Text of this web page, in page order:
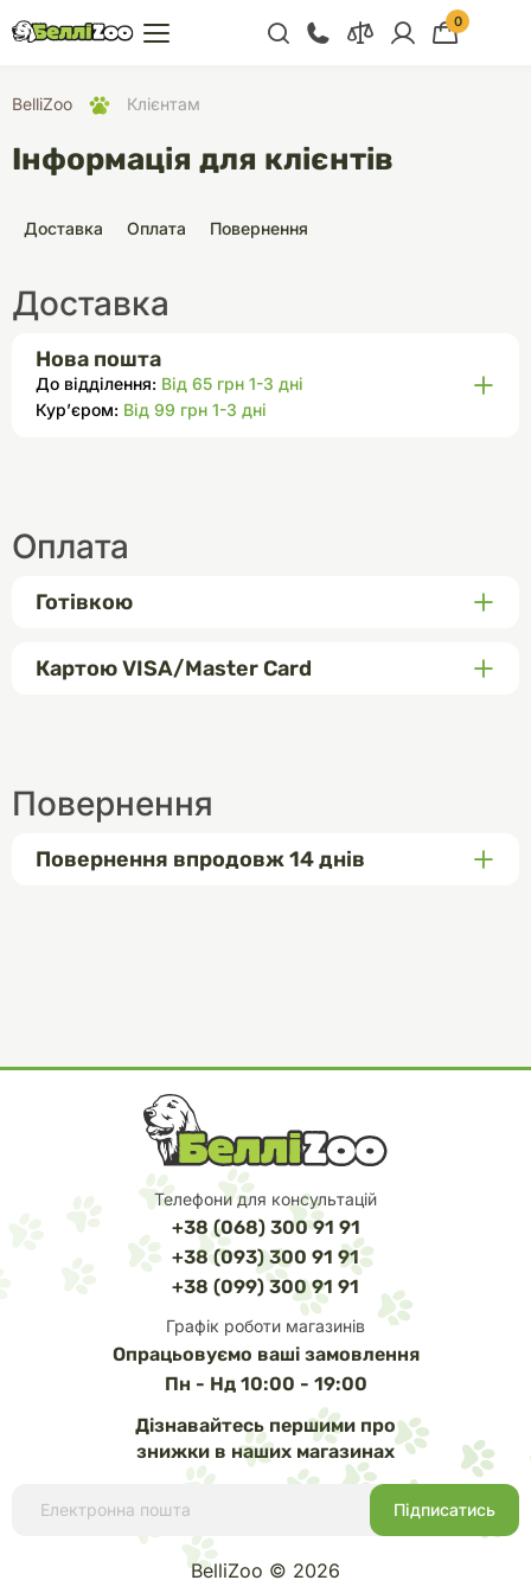
+38 (093) 300 91 91
0
BelliZoo Клієнтам
Інформація для клієнтів
Доставка Оплата Повернення
Доставка
Нова пошта
До відділення: Від 65 грн 1-3 дні
Кур’єром: Від 99 грн 1-3 дні
Оплата
Готівкою
Картою VISA/Master Card
Повернення
Повернення впродовж 14 днів
Телефони для консультацій
+38 (068) 300 91 91
+38 (093) 300 91 91
+38 (099) 300 91 91
Графік роботи магазинів
Опрацьовуємо ваші замовлення
Пн - Нд 10:00 - 19:00
Дізнавайтесь першими про
знижки в наших магазинах
BelliZoo © 2026